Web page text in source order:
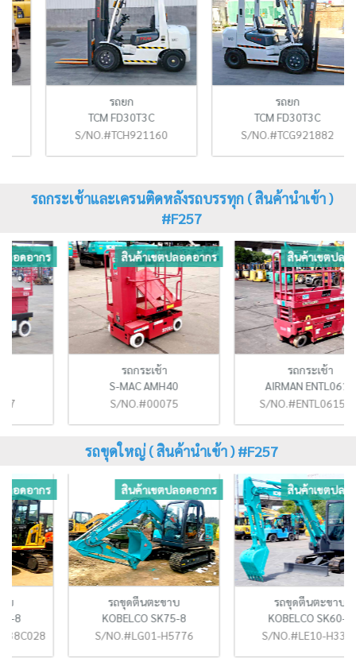
TCM FD30T3C
S/NO.#TCH921160
TCM FD30T3C
S/NO.#TCG921882
รถกระเช้าและเครนติดหลังรถบรรทุก ( สินค้านำเข้า )
#F257
สินค้าเขตปลอดอากร
S-MAC AMH40
S/NO.#00075
สินค้าเขตปลอดอากร
AIRMAN ENTL061A
S/NO.#ENTL061527,
รถขุดใหญ่ ( สินค้านำเข้า ) #F257
สินค้าเขตปลอดอากร
รถขุดตีนตะขาบ
KOBELCO SK75-8
S/NO.#LG01-H5776
สินค้าเขตปลอดอากร
รถขุดตีนตะขาบ
KOBELCO SK60-8
S/NO.#LE10-H3390